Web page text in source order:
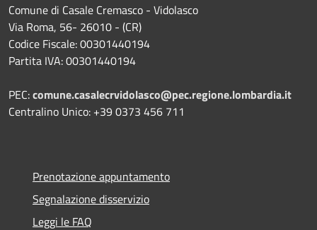
Comune di Casale Cremasco - Vidolasco
Via Roma, 56- 26010 - (CR)
Codice Fiscale: 00301440194
Partita IVA: 00301440194
PEC:comune.casalecrvidolasco@pec.regione.lombardia.it
Centralino Unico: +39 0373 456 711
Prenotazione appuntamento
Segnalazione disservizio
Leggi le FAQ